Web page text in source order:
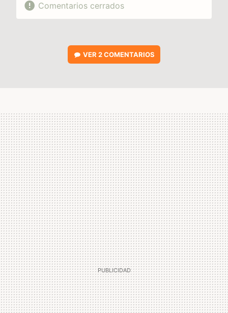
Comentarios cerrados
VER2 COMENTARIOS